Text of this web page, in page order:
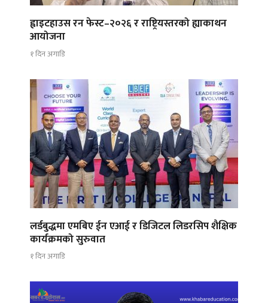
ह्वाइटहाउस रन फेस्ट–२०२६ र राष्ट्रियस्तरको ह्याकाथन
आयोजना
१ दिन अगाडि
लर्डबुद्धमा एमबिए ईन एआई र डिजिटल लिडरसिप शैक्षिक
कार्यक्रमको सुरुवात
१ दिन अगाडि